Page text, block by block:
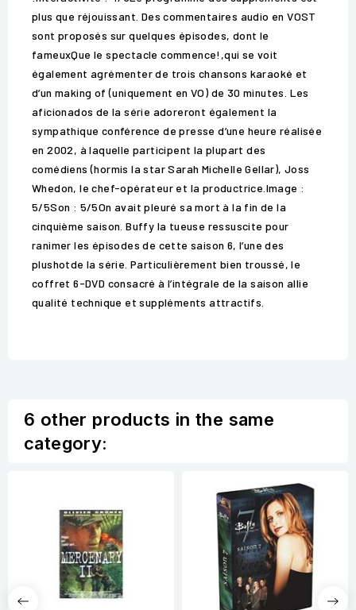
plus que réjouissant. Des commentaires audio en VOST
sont proposés sur quelques épisodes, dont le
fameuxQue le spectacle commence!,qui se voit
également agrémenter de trois chansons karaoké et
d’un making of (uniquement en VO) de 30 minutes. Les
aficionados de la série adoreront également la
sympathique conférence de presse d’une heure réalisée
en 2002, à laquelle participent la plupart des
comédiens (hormis la star Sarah Michelle Gellar), Joss
Whedon, le chef-opérateur et la productrice.Image :
5/5Son : 5/5On avait pleuré sa mort à la fin de la
cinquième saison. Buffy la tueuse ressuscite pour
ranimer les épisodes de cette saison 6, l’une des
plushotde la série. Particulièrement bien troussé, le
coffret 6-DVD consacré à l’intégrale de la saison allie
qualité technique et suppléments attractifs.
6 other products in the same
category: